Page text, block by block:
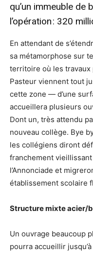
qu’un immeuble de
l’opération : 320
En attendant de
sa métamorphose sur
territoire où les travaux
Pasteur viennent tout
cette zone — d’une
accueillera plusieurs
Dont un, très attendu
nouveau collège. Bye
les collégiens diront
franchement
l’Annonciade et
établissement scolaire
Structure mixte acier/
Un ouvrage beaucoup
pourra accueillir